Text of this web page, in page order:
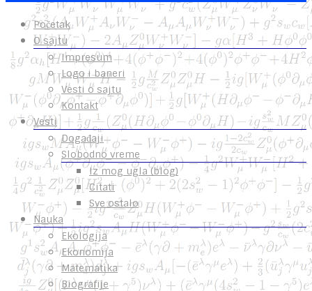
Početak
O sajtu
Impresum
Logo i baneri
Vesti o sajtu
Kontakt
Vesti
Događaji
Slobodno vreme
Iz mog ugla (blog)
Citati
Sve ostalo
Nauka
Ekologija
Ekonomija
Matematika
Biografije